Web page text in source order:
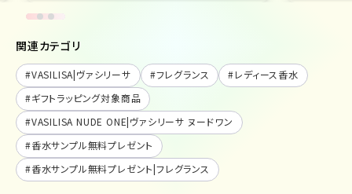
関連カテゴリ
#VASILISA|ヴァシリーサ #フレグランス #レディース香水
#ギフトラッピング対象商品
#VASILISA NUDE ONE|ヴァシリーサ ヌードワン
#香水サンプル無料プレゼント
#香水サンプル無料プレゼント|フレグランス